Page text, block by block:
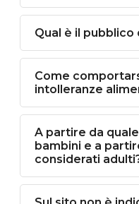
Qual è il
Come
intolleranze
A partire da
bambini e a
considerati